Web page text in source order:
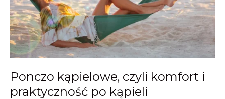
Ponczo kąpielowe, czyli komfort i
praktyczność po kąpieli